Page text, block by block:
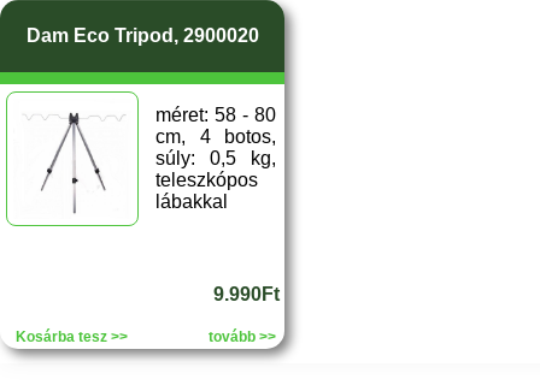
Dam Eco Tripod, 2900020
méret: 58 - 80
cm, 4 botos,
súly: 0,5 kg,
teleszkópos
lábakkal
9.990Ft
Kosárba tesz >> tovább >>